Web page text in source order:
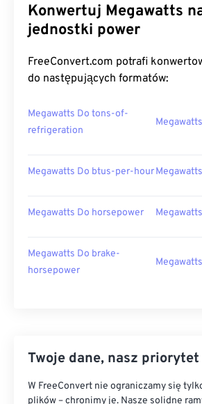
Konwertuj Megawatts
jednostki power
FreeConvert.com potrafi
do następujących formatów:
Megawatts Do tons-of-
refrigeration
Megawatts Do btus-per-hour
Megawatts Do horsepower
Megawatts Do brake-
horsepower
Twoje dane, nasz priorytet
W FreeConvert nie ograniczamy się
plików – chronimy je. Nasze solidne